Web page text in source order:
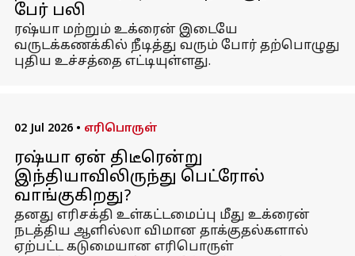
பேர் பலி
ரஷ்யா மற்றும் உக்ரைன் இடையே
வருடக்கணக்கில் நீடித்து வரும் போர் தற்பொழுது
புதிய உச்சத்தை எட்டியுள்ளது.
02 Jul 2026 • எரிபொருள்
ரஷ்யா ஏன் திடீரென்று
இந்தியாவிலிருந்து பெட்ரோல்
வாங்குகிறது?
தனது எரிசக்தி உள்கட்டமைப்பு மீது உக்ரைன்
நடத்திய ஆளில்லா விமான தாக்குதல்களால்
ஏற்பட்ட கடுமையான எரிபொருள்